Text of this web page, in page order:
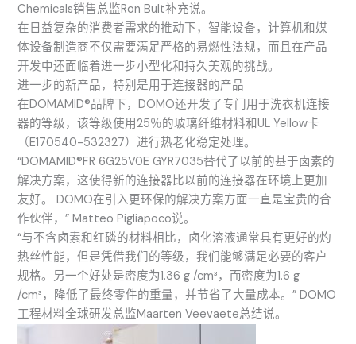
Chemicals销售总监Ron Bult补充说。
在日益复杂的消费者需求的推动下，智能设备，计算机和媒
体设备制造商不仅需要满足严格的易燃性法规，而且在产品
开发中还面临着进一步小型化和持久美观的挑战。
进一步的新产品，特别是用于连接器的产品
在DOMAMID®品牌下，DOMO还开发了专门用于洗衣机连接
器的等级，该等级使用25％的玻璃纤维材料和UL Yellow卡
（E170540-532327）进行热老化稳定处理。
“DOMAMID®FR 6G25V0E GYR7035替代了以前的基于卤素的
解决方案，这使得新的连接器比以前的连接器在环境上更加
友好。 DOMO在引入更环保的解决方案方面一直是宝贵的合
作伙伴，” Matteo Pigliapoco说。
“与不含卤素和红磷的材料相比，卤化溶液通常具有更好的灼
热丝性能，但是凭借我们的等级，我们能够满足必要的客户
规格。另一个好处是密度为1.36 g /cm³，而密度为1.6 g
/cm³，降低了最终零件的重量，并节省了大量成本。” DOMO
工程材料全球研发总监Maarten Veevaete总结说。